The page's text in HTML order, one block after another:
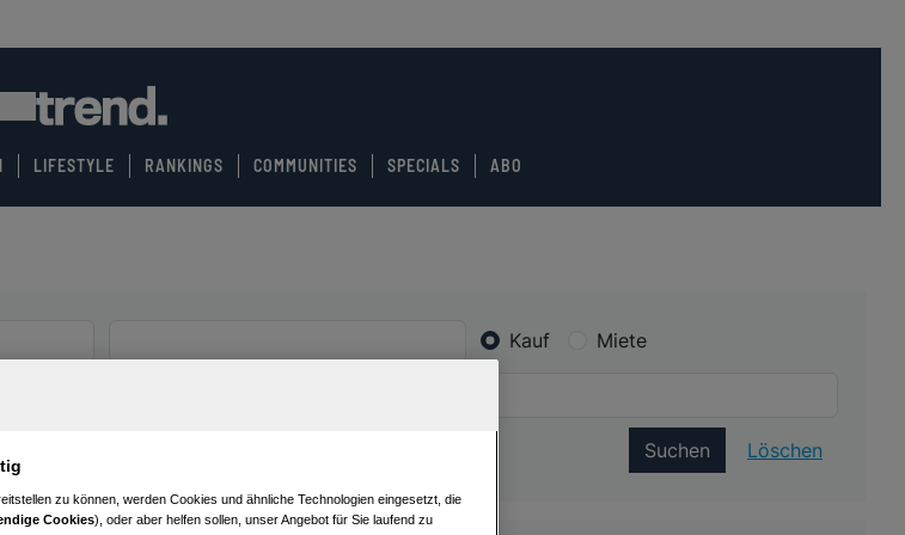
LIFESTYLE RANKINGS COMMUNITIES SPECIALS ABO
Kauf Miete
Suchen Löschen
zu können, werden Cookies und ähnliche Technologien eingesetzt, die
Cookies), oder aber helfen sollen, unser Angebot für Sie laufend zu